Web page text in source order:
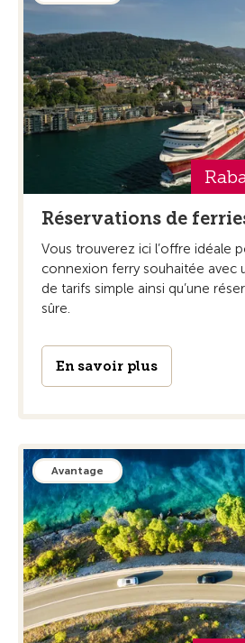
Réservations de
Vous trouverez ici l’offre idéale
connexion ferry souhaitée avec
de tarifs simple ainsi qu’une
sûre.
En savoir plus
Avantage